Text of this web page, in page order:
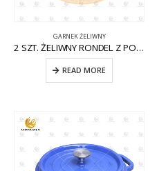
GARNEK ŻELIWNY
2 SZT. ŻELIWNY RONDEL Z POKRYWKĄ CW-CI008
READ MORE